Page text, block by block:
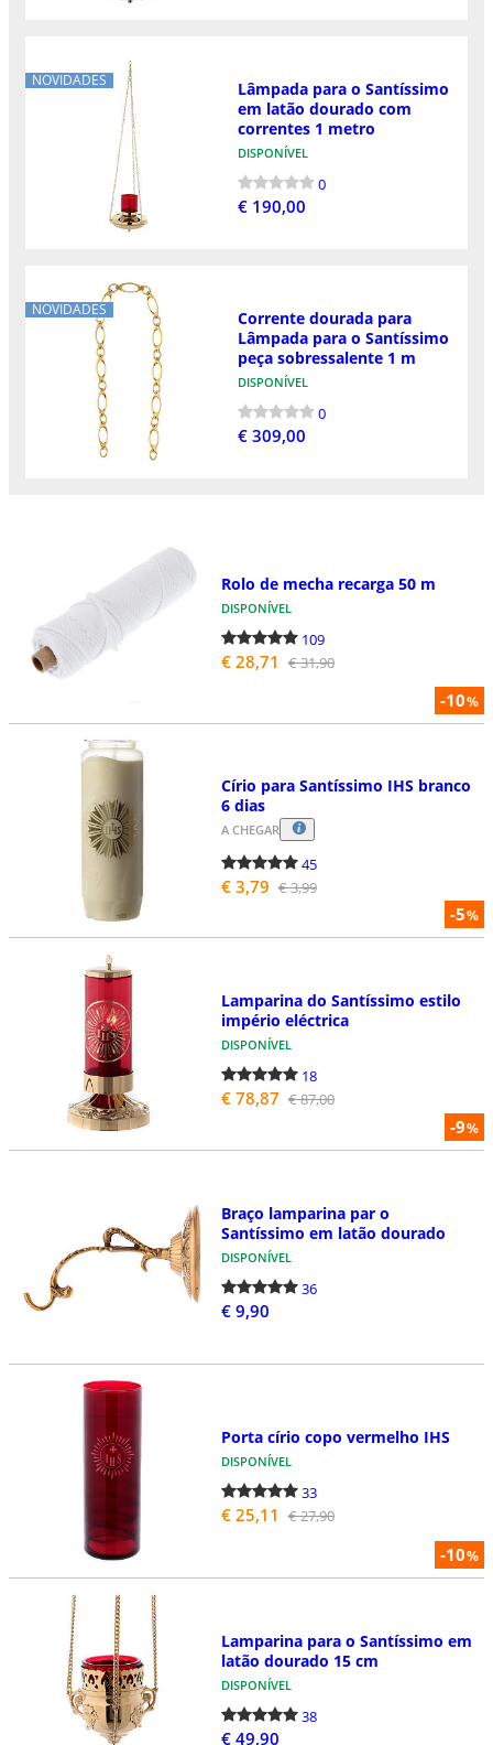
NOVIDADES
Lâmpada para o Santíssimo
em latão dourado com
correntes 1 metro
DISPONÍVEL
0
€ 190,00
NOVIDADES
Corrente dourada para
Lâmpada para o Santíssimo
peça sobressalente 1 m
DISPONÍVEL
0
€ 309,00
-10%
Rolo de mecha recarga 50 m
DISPONÍVEL
109
€ 28,71 € 31,90
-5%
Círio para Santíssimo IHS branco
6 dias
A CHEGAR
45
€ 3,79 € 3,99
-9%
Lamparina do Santíssimo estilo
império eléctrica
DISPONÍVEL
18
€ 78,87 € 87,00
Braço lamparina par o
Santíssimo em latão dourado
DISPONÍVEL
36
€ 9,90
-10%
Porta círio copo vermelho IHS
DISPONÍVEL
33
€ 25,11 € 27,90
Lamparina para o Santíssimo em
latão dourado 15 cm
DISPONÍVEL
38
€ 49,90